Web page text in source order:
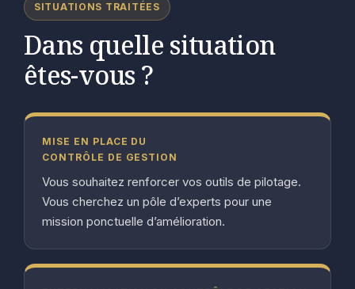
SITUATIONS TRAITÉES
Dans quelle situation
êtes-vous ?
MISE EN PLACE DU
CONTRÔLE DE GESTION
Vous souhaitez renforcer vos outils de pilotage.
Vous cherchez un pôle d’experts pour une
mission ponctuelle d’amélioration.